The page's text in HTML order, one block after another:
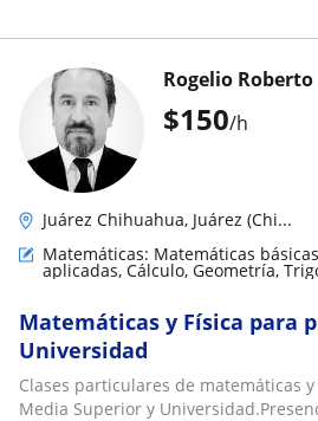
$150/h
Rogelio Roberto
Juárez Chihuahua, Juárez (Chi...
Matemáticas: Matemáticas
aplicadas, Cálculo, Geometría,
Matemáticas y Física para
Universidad
Clases particulares de matemáticas
Media Superior y